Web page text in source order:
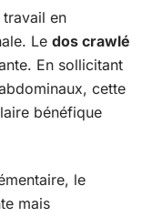
en
Le dos crawlé
En sollicitant
cette
bénéfique
le
mais